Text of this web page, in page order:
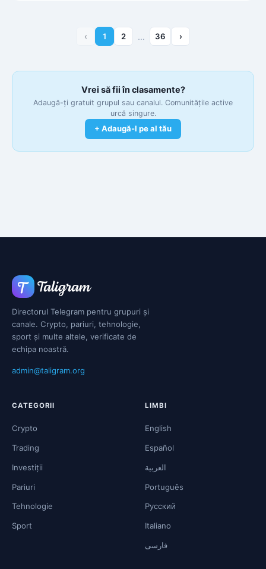
‹ 1 2 … 36 ›
Vrei să fii în clasamente?
Adaugă-ți gratuit grupul sau canalul. Comunitățile active
urcă singure.
+ Adaugă-l pe al tău
Directorul Telegram pentru grupuri și
canale. Crypto, pariuri, tehnologie,
sport și multe altele, verificate de
echipa noastră.
admin@taligram.org
CATEGORII
Crypto
Trading
Investiții
Pariuri
Tehnologie
Sport
LIMBI
English
Español
العربية
Português
Русский
Italiano
فارسی